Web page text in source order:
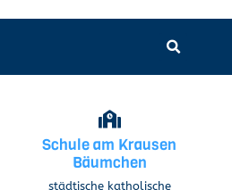
Schule am Krausen
Bäumchen
städtische katholische